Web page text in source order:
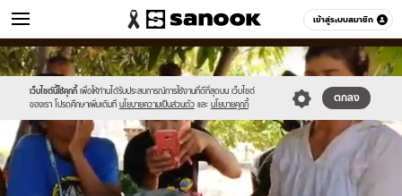
เข้าสู่ระบบสมาชิก
ข่าว หมวดอื่นๆ
เว็บไซต์นี้ใช้คุกกี้ เพื่อให้ท่านได้รับประสบการณ์การใช้งานที่ดีที่สุดบน เว็บไซต์
ของเรา โปรดศึกษาเพิ่มเติมที่ นโยบายความเป็นส่วนตัว และ นโยบายคุกกี้
ตกลง
Sanook
//s.isanook.com/sr/0/images/logo-
new-
sanook.png
600
60
//s.isanook.com/ns/0/ud/1650/8251254/lotto.jpg